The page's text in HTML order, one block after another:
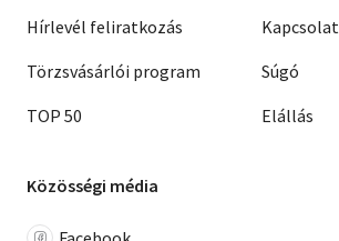
Hírlevél feliratkozás
Törzsvásárlói program
TOP 50
Kapcsolat
Súgó
Elállás
Közösségi média